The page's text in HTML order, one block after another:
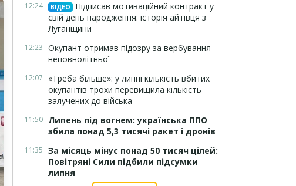
12:24 ВІДЕО
Підписав мотиваційний контракт у
свій день народження: історія айтівця з
Луганщини
12:23 Окупант отримав підозру за вербування
неповнолітньої
12:07
«Треба більше»: у липні кількість вбитих
окупантів трохи перевищила кількість
залучених до війська
11:50 Липень під вогнем: українська ППО
збила понад 5,3 тисячі ракет і дронів
11:35 За місяць мінус понад 50 тисяч цілей:
Повітряні Сили підбили підсумки
липня